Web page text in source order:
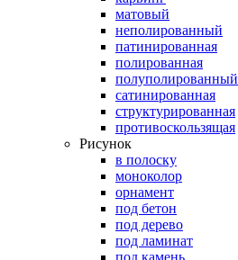
матовый
неполированный
патинированная
полированная
полуполированный
сатинированная
структурированная
противоскользящая
Рисунок
в полоску
моноколор
орнамент
под бетон
под дерево
под ламинат
под камень